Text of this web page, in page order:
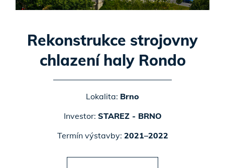
Rekonstrukce strojovny
chlazení haly Rondo
Lokalita: Brno
Investor: STAREZ - BRNO
Termín výstavby: 2021–2022